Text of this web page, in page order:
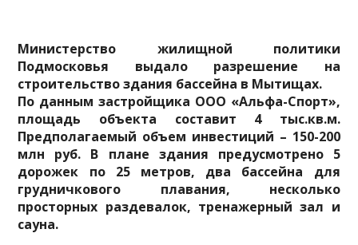
Министерство жилищной политики
Подмосковья выдало разрешение на
строительство здания бассейна в Мытищах.
По данным застройщика ООО «Альфа-Спорт»,
площадь объекта составит 4 тыс.кв.м.
Предполагаемый объем инвестиций – 150-200
млн руб. В плане здания предусмотрено 5
дорожек по 25 метров, два бассейна для
грудничкового плавания, несколько
просторных раздевалок, тренажерный зал и
сауна.